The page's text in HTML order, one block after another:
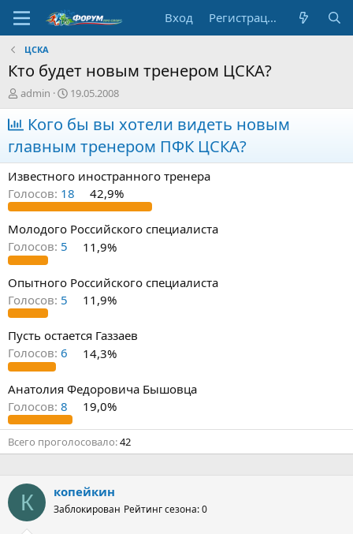
Вход Регистрация
ЦСКА
Кто будет новым тренером ЦСКА?
А
в
т
о
р
т
е
м
ы
admin
Д
а
т
а
н
а
ч
а
л
19.05.2008
Кого бы вы хотели видеть новым
главным тренером ПФК ЦСКА?
Известного иностранного тренера
Голосов: 18 42,9%
Молодого Российского специалиста
Голосов: 5 11,9%
Опытного Российского специалиста
Голосов: 5 11,9%
Пусть остается Газзаев
Голосов: 6 14,3%
Анатолия Федоровича Бышовца
Голосов: 8 19,0%
Всего проголосовало 42
К копейкин
Заблокирован Рейтинг сезона: 0